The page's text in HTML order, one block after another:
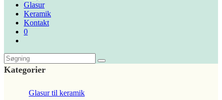
Glasur
Keramik
Kontakt
0
Kategorier
Glasur til keramik